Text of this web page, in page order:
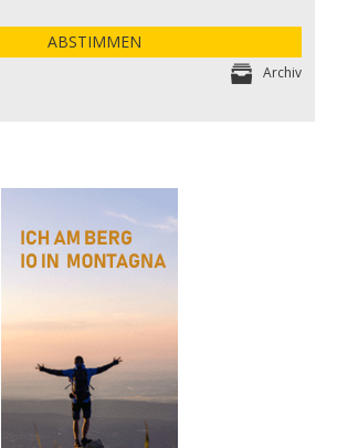
ABSTIMMEN
Archiv